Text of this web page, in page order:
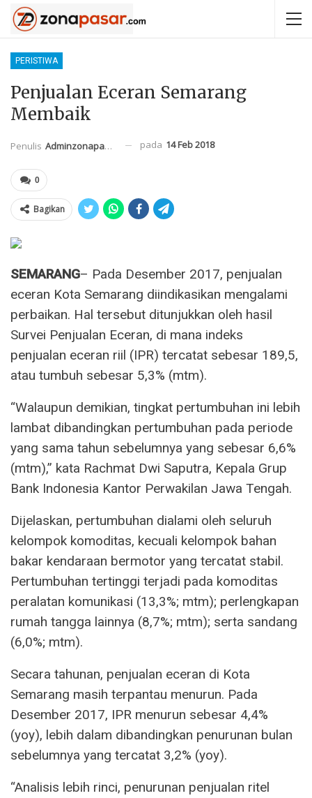
PERISTIWA
Penjualan Eceran Semarang
Membaik
Penulis Adminzonapasar pada 14 Feb 2018
0
Bagikan
SEMARANG– Pada Desember 2017, penjualan
eceran Kota Semarang diindikasikan mengalami
perbaikan. Hal tersebut ditunjukkan oleh hasil
Survei Penjualan Eceran, di mana indeks
penjualan eceran riil (IPR) tercatat sebesar 189,5,
atau tumbuh sebesar 5,3% (mtm).
“Walaupun demikian, tingkat pertumbuhan ini lebih
lambat dibandingkan pertumbuhan pada periode
yang sama tahun sebelumnya yang sebesar 6,6%
(mtm),” kata Rachmat Dwi Saputra, Kepala Grup
Bank Indonesia Kantor Perwakilan Jawa Tengah.
Dijelaskan, pertumbuhan dialami oleh seluruh
kelompok komoditas, kecuali kelompok bahan
bakar kendaraan bermotor yang tercatat stabil.
Pertumbuhan tertinggi terjadi pada komoditas
peralatan komunikasi (13,3%; mtm); perlengkapan
rumah tangga lainnya (8,7%; mtm); serta sandang
(6,0%; mtm).
Secara tahunan, penjualan eceran di Kota
Semarang masih terpantau menurun. Pada
Desember 2017, IPR menurun sebesar 4,4%
(yoy), lebih dalam dibandingkan penurunan bulan
sebelumnya yang tercatat 3,2% (yoy).
“Analisis lebih rinci, penurunan penjualan ritel